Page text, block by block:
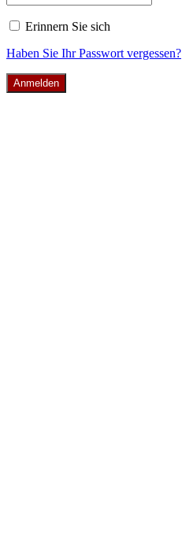
Erinnern Sie sich
Haben Sie Ihr Passwort vergessen?